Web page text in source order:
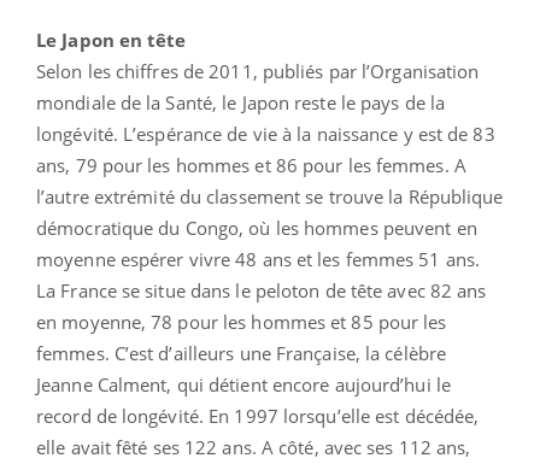
Le Japon en tête
Selon les chiffres de 2011, publiés par l’Organisation
mondiale de la Santé, le Japon reste le pays de la
longévité. L’espérance de vie à la naissance y est de 83
ans, 79 pour les hommes et 86 pour les femmes. A
l’autre extrémité du classement se trouve la République
démocratique du Congo, où les hommes peuvent en
moyenne espérer vivre 48 ans et les femmes 51 ans.
La France se situe dans le peloton de tête avec 82 ans
en moyenne, 78 pour les hommes et 85 pour les
femmes. C’est d’ailleurs une Française, la célèbre
Jeanne Calment, qui détient encore aujourd’hui le
record de longévité. En 1997 lorsqu’elle est décédée,
elle avait fêté ses 122 ans. A côté, avec ses 112 ans,